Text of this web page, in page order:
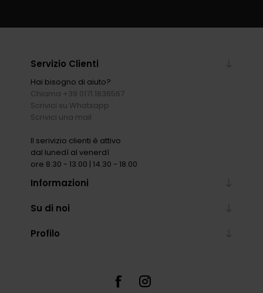
Servizio Clienti
Hai bisogno di aiuto?
Chiama +39 0171 1836567
Scrivici su Whatsapp
Scrivici una mail
Il serivizio clienti è attivo
dal lunedì al venerdì
ore 8.30 - 13.00 | 14.30 - 18.00
Informazioni
Su di noi
Profilo